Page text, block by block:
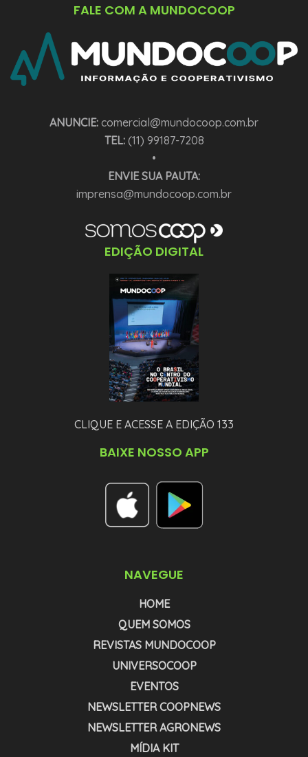
FALE COM A MUNDOCOOP
ANUNCIE: comercial@mundocoop.com.br
TEL:(11) 99187-7208
•
ENVIE SUA PAUTA:
imprensa@mundocoop.com.br
EDIÇÃO DIGITAL
CLIQUE E ACESSE A EDIÇÃO 133
BAIXE NOSSO APP
NAVEGUE
HOME
QUEM SOMOS
REVISTAS MUNDOCOOP
UNIVERSOCOOP
EVENTOS
NEWSLETTER COOPNEWS
NEWSLETTER AGRONEWS
MÍDIA KIT